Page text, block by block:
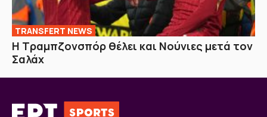
TRANSFERT NEWS
Η Τραμπζονσπόρ θέλει και Νούνιες μετά τον
Σαλάχ